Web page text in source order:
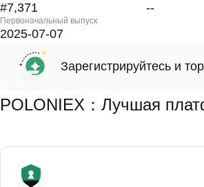
#7,371 --
Первоначальный выпуск
2025-07-07
Зарегистрируйтесь и
POLONIEX：Лучшая